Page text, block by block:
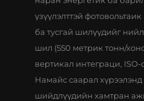
үзүүлэлттэй
ба тусгай шилүүдийг
шил (550 метрик тонн/
вертикал интеграци,
Намайс саарал хүрээлэнд
шийдлүүдийн хамтран